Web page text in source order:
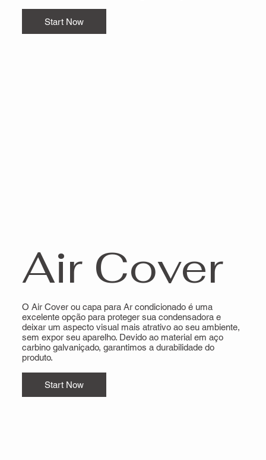
Start Now
Air Cover
O Air Cover ou capa para Ar condicionado é uma
excelente opção para proteger sua condensadora e
deixar um aspecto visual mais atrativo ao seu ambiente,
sem expor seu aparelho. Devido ao material em aço
carbino galvaniçado, garantimos a durabilidade do
produto.
Start Now